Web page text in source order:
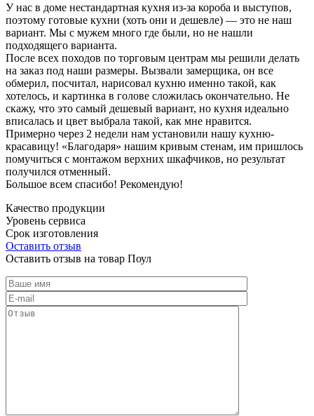
У нас в доме нестандартная кухня из-за короба и выступов,
поэтому готовые кухни (хоть они и дешевле) — это не наш
вариант. Мы с мужем много где были, но не нашли
подходящего варианта.
После всех походов по торговым центрам мы решили делать
на заказ под наши размеры. Вызвали замерщика, он все
обмерил, посчитал, нарисовал кухню именно такой, как
хотелось, и картинка в голове сложилась окончательно. Не
скажу, что это самый дешевый вариант, но кухня идеально
вписалась и цвет выбрала такой, как мне нравится.
Примерно через 2 недели нам установили нашу кухню-
красавицу! «Благодаря» нашим кривым стенам, им пришлось
помучиться с монтажом верхних шкафчиков, но результат
получился отменный.
Большое всем спасибо! Рекомендую!
Качество продукции
Уровень сервиса
Срок изготовления
Оставить отзыв
Оставить отзыв на товар Поул